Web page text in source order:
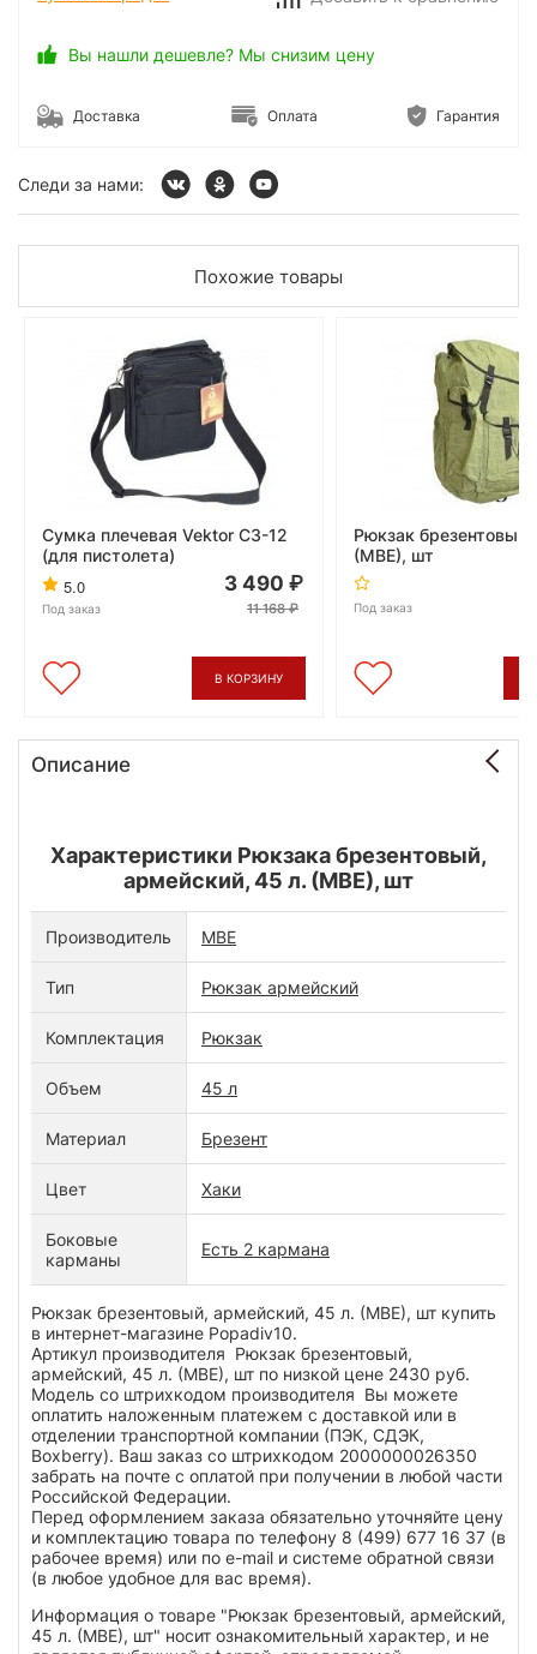
Вы нашли дешевле? Мы снизим цену
Доставка Оплата Гарантия
Следи за нами:
Похожие товары
Сумка плечевая Vektor СЗ-12
(для пистолета)
5.0
Под заказ
3 490
11 168
В КОРЗИНУ
Рюкзак брезентовый,
(МВЕ), шт
Под заказ
Описание
Характеристики Рюкзака брезентовый,
армейский, 45 л. (МВЕ), шт
Производитель МВЕ
Тип Рюкзак армейский
Комплектация Рюкзак
Объем 45 л
Материал Брезент
Цвет Хаки
Боковые
карманы
Есть 2 кармана
Рюкзак брезентовый, армейский, 45 л. (МВЕ), шт купить
в интернет-магазине Popadiv10.
Артикул производителя Рюкзак брезентовый,
армейский, 45 л. (МВЕ), шт по низкой цене 2430 руб.
Модель со штрихкодом производителя Вы можете
оплатить наложенным платежем с доставкой или в
отделении транспортной компании (ПЭК, СДЭК,
Boxberry). Ваш заказ со штрихкодом 2000000026350
забрать на почте с оплатой при получении в любой части
Российской Федерации.
Перед оформлением заказа обязательно уточняйте цену
и комплектацию товара по телефону 8 (499) 677 16 37 (в
рабочее время) или по e-mail и системе обратной связи
(в любое удобное для вас время).
Информация о товаре "Рюкзак брезентовый, армейский,
45 л. (МВЕ), шт" носит ознакомительный характер, и не